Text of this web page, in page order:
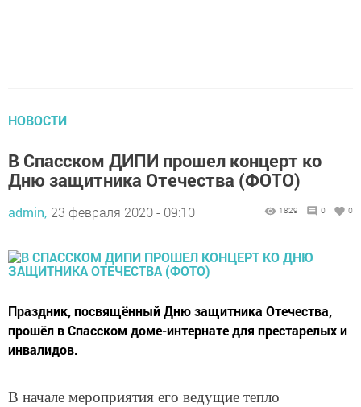
НОВОСТИ
В Спасском ДИПИ прошел концерт ко
Дню защитника Отечества (ФОТО)
admin, 23 февраля 2020 - 09:10 1829 0 0
Праздник, посвящённый Дню защитника Отечества,
прошёл в Спасском доме-интернате для престарелых и
инвалидов.
В начале мероприятия его ведущие тепло